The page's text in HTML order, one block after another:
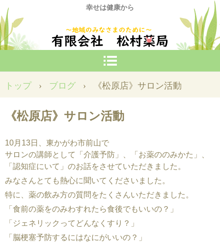
幸せは健康から
トップ › ブログ › 《松原店》サロン活動
《松原店》サロン活動
10月13日、東かがわ市前山で
サロンの講師として「介護予防」、「お薬ののみかた」、
「認知症にいて」のお話をさせていただきました。
みなさんとても熱心に聞いてくださいました。
特に、薬の飲み方の質問をたくさんいただきました。
「食前の薬をのみわすれたら食後でもいいの？」
「ジェネリックってどんなくすり？」
「脳梗塞予防するにはなにがいいの？」